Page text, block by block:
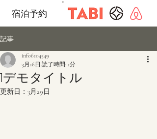
宿泊予約
記事
1デモタイトル
info6104549
3月16日 読了時間: 1分
更新日： 3月29日